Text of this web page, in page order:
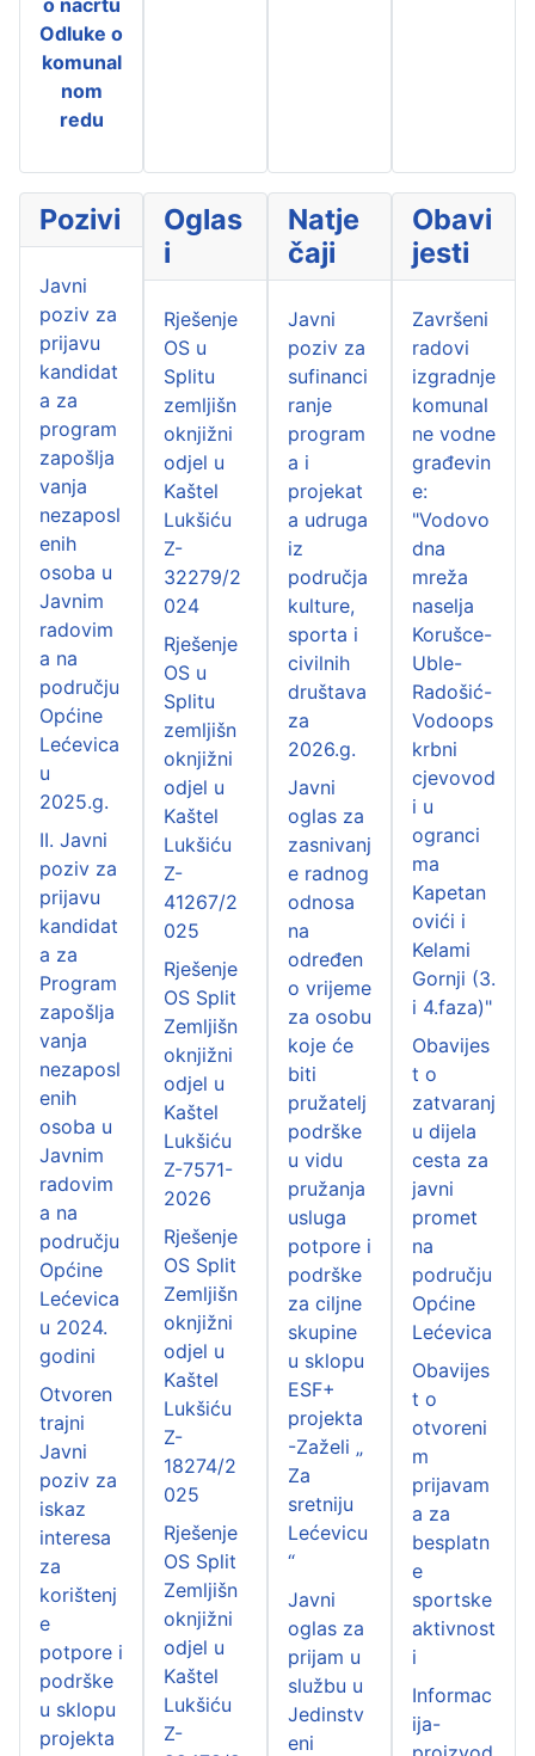
o nacrtu
Odluke o
komunal
nom
redu
Pozivi
Javni
poziv za
prijavu
kandidat
a za
program
zapošlja
vanja
nezaposl
enih
osoba u
Javnim
radovim
a na
području
Općine
Lećevica
u
2025.g.
II. Javni
poziv za
prijavu
kandidat
a za
Program
zapošlja
vanja
nezaposl
enih
osoba u
Javnim
radovim
a na
području
Općine
Lećevica
u 2024.
godini
Otvoren
trajni
Javni
poziv za
iskaz
interesa
za
korištenj
e
potpore i
podrške
u sklopu
projekta
Oglas
i
Rješenje
OS u
Splitu
zemljišn
oknjižni
odjel u
Kaštel
Lukšiću
Z-
32279/2
024
Rješenje
OS u
Splitu
zemljišn
oknjižni
odjel u
Kaštel
Lukšiću
Z-
41267/2
025
Rješenje
OS Split
Zemljišn
oknjižni
odjel u
Kaštel
Lukšiću
Z-7571-
2026
Rješenje
OS Split
Zemljišn
oknjižni
odjel u
Kaštel
Lukšiću
Z-
18274/2
025
Rješenje
OS Split
Zemljišn
oknjižni
odjel u
Kaštel
Lukšiću
Z-
Natje
čaji
Javni
poziv za
sufinanci
ranje
program
a i
projekat
a udruga
iz
područja
kulture,
sporta i
civilnih
društava
za
2026.g.
Javni
oglas za
zasnivanj
e radnog
odnosa
na
određen
o vrijeme
za osobu
koje će
biti
pružatelj
podrške
u vidu
pružanja
usluga
potpore i
podrške
za ciljne
skupine
u sklopu
ESF+
projekta
-Zaželi „
Za
sretniju
Lećevicu
“
Javni
oglas za
prijam u
službu u
Jedinstv
eni
Obavi
jesti
Završeni
radovi
izgradnje
komunal
ne vodne
građevin
e:
"Vodovo
dna
mreža
naselja
Korušce-
Uble-
Radošić-
Vodoops
krbni
cjevovod
i u
ogranci
ma
Kapetan
ovići i
Kelami
Gornji (3.
i 4.faza)"
Obavijes
t o
zatvaranj
u dijela
cesta za
javni
promet
na
području
Općine
Lećevica
Obavijes
t o
otvoreni
m
prijavam
a za
besplatn
e
sportske
aktivnost
i
Informac
ija-